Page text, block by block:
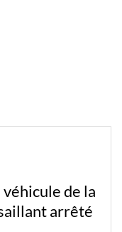
de la
arrêté